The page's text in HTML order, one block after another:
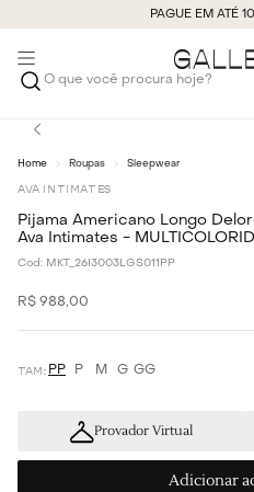
PAGUE EM ATÉ
O que você procura hoje?
Roupas Sleepwear
AVA INTIMATES
Pijama Americano Longo
Ava Intimates -
Cod: MKT_26I3003LGS011PP
R$ 988,00
PP P M G GG
Provador Virtual
Adicionar